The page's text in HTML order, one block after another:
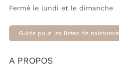
Fermé le lundi et le dimanche
Guide pour les listes de naissance
A PROPOS